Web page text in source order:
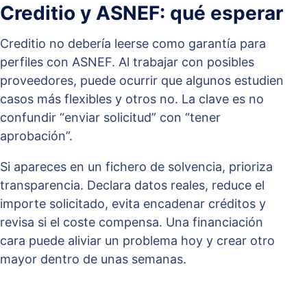
Creditio y ASNEF: qué esperar
Creditio no debería leerse como garantía para
perfiles con ASNEF. Al trabajar con posibles
proveedores, puede ocurrir que algunos estudien
casos más flexibles y otros no. La clave es no
confundir “enviar solicitud” con “tener
aprobación”.
Si apareces en un fichero de solvencia, prioriza
transparencia. Declara datos reales, reduce el
importe solicitado, evita encadenar créditos y
revisa si el coste compensa. Una financiación
cara puede aliviar un problema hoy y crear otro
mayor dentro de unas semanas.